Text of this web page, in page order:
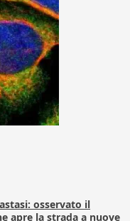
osservato il
apre la strada a nuove